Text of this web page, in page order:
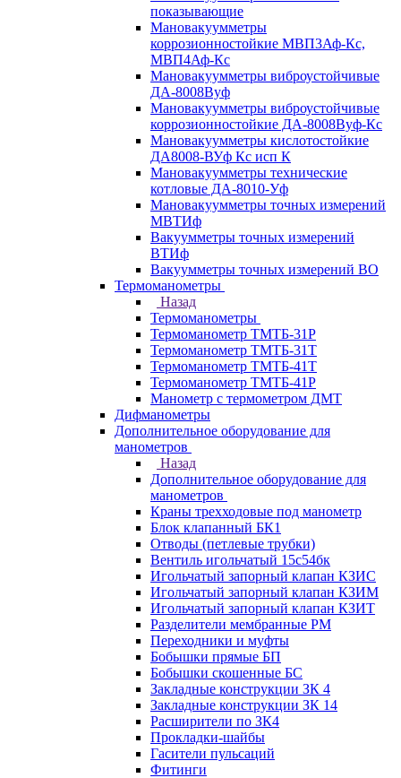
показывающие
Мановакуумметры
коррозионностойкие МВП3Аф-Кс,
МВП4Аф-Кс
Мановакуумметры виброустойчивые
ДА-8008Вуф
Мановакуумметры виброустойчивые
коррозионностойкие ДА-8008Вуф-Кс
Мановакуумметры кислотостойкие
ДА8008-ВУф Кс исп К
Мановакуумметры технические
котловые ДА-8010-Уф
Мановакуумметры точных измерений
МВТИф
Вакуумметры точных измерений
ВТИф
Вакуумметры точных измерений ВО
Термоманометры
Назад
Термоманометры
Термоманометр ТМТБ-31Р
Термоманометр ТМТБ-31Т
Термоманометр ТМТБ-41Т
Термоманометр ТМТБ-41Р
Манометр с термометром ДМТ
Дифманометры
Дополнительное оборудование для
манометров
Назад
Дополнительное оборудование для
манометров
Краны трехходовые под манометр
Блок клапанный БК1
Отводы (петлевые трубки)
Вентиль игольчатый 15с54бк
Игольчатый запорный клапан КЗИС
Игольчатый запорный клапан КЗИМ
Игольчатый запорный клапан КЗИТ
Разделители мембранные РМ
Переходники и муфты
Бобышки прямые БП
Бобышки скошенные БС
Закладные конструкции ЗК 4
Закладные конструкции ЗК 14
Расширители по ЗК4
Прокладки-шайбы
Гасители пульсаций
Фитинги